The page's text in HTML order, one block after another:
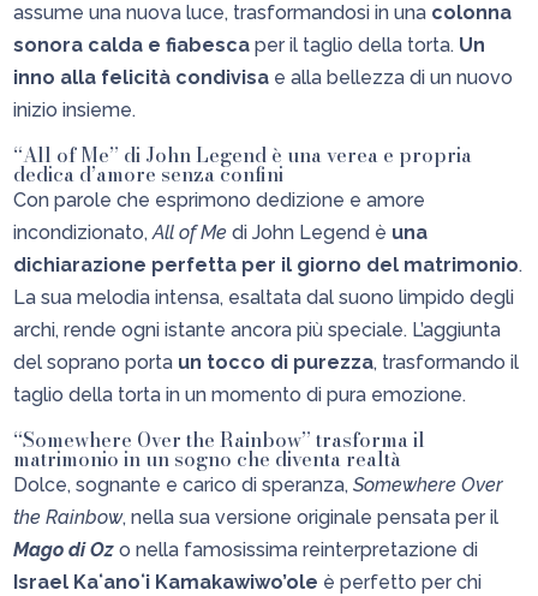
assume una nuova luce, trasformandosi in una colonna
sonora calda e fiabesca per il taglio della torta. Un
inno alla felicità condivisa e alla bellezza di un nuovo
inizio insieme.
“All of Me” di John Legend è una verea e propria
dedica d’amore senza confini
Con parole che esprimono dedizione e amore
incondizionato,All of Me di John Legend è una
dichiarazione perfetta per il giorno del matrimonio.
La sua melodia intensa, esaltata dal suono limpido degli
archi, rende ogni istante ancora più speciale. L’aggiunta
del soprano porta un tocco di purezza, trasformando il
taglio della torta in un momento di pura emozione.
“Somewhere Over the Rainbow” trasforma il
matrimonio in un sogno che diventa realtà
Dolce, sognante e carico di speranza,Somewhere Over
the Rainbow, nella sua versione originale pensata per il
Mago di Oz o nella famosissima reinterpretazione di
Israel Kaʻanoʻi Kamakawiwo’ole è perfetto per chi